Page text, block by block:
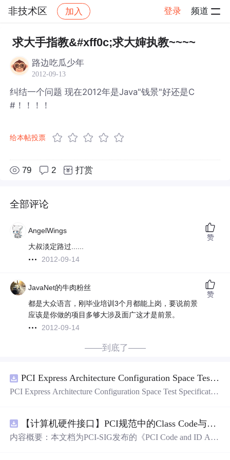
非技术区 加入 登录 频道
社区 非技术区 帖子详情
求大手指教&#xff0c;求大婶执教~~~~
路边吃瓜少年
2012-09-13
纠结一个问题 现在2012年是Java"钱景"好还是C
#！！！！
给本帖投票
79 2 打赏
全部评论
AngelWings
大叔淡定路过......
2012-09-14
赞
JavaNet的牛肉粉丝
都是大众语言，刚毕业培训3个月都能上岗，要说前景
应该是你做的项目多够大涉及面广这才是前景。
2012-09-14
赞
——到底了——
PCI Express Architecture Configuration Space Test Specification Revision 5.0, Version 1.0 (CB).pdf
PCI Express Architecture Configuration Space Test Specificatio
【计算机硬件接口】PCI规范中的Class Code与Capability ID分配：设备功能分类及扩展能力标识系统设计
内容概要：本文档为PCI-SIG发布的《PCI Code and ID Assi